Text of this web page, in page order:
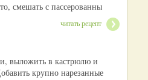
смешать с пассерованны
читать рецепт
выложить в кастрюлю и
крупно нарезанные